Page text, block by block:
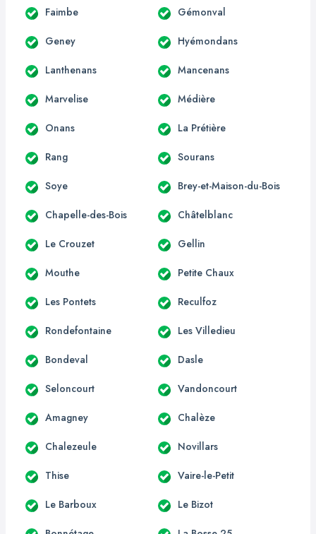
Faimbe Gémonval
Geney Hyémondans
Lanthenans Mancenans
Marvelise Médière
Onans La Prétière
Rang Sourans
Soye Brey-et-Maison-du-Bois
Chapelle-des-Bois Châtelblanc
Le Crouzet Gellin
Mouthe Petite Chaux
Les Pontets Reculfoz
Rondefontaine Les Villedieu
Bondeval Dasle
Seloncourt Vandoncourt
Amagney Chalèze
Chalezeule Novillars
Thise Vaire-le-Petit
Le Barboux Le Bizot